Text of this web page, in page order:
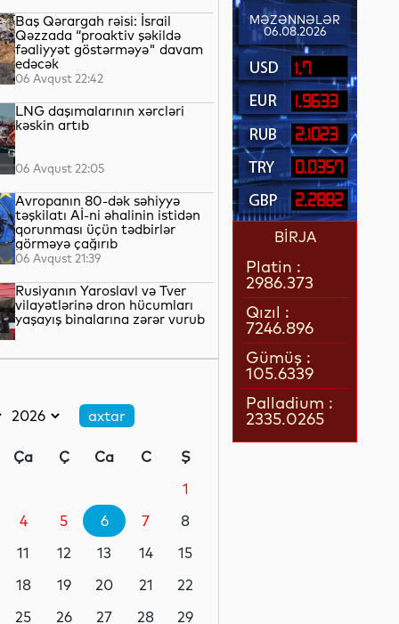
Baş Qərargah rəisi: İsrail
Qəzzada “proaktiv şəkildə
fəaliyyət göstərməyə" davam
edəcək
06 Avqust 22:42
LNG daşımalarının xərcləri
kəskin artıb
06 Avqust 22:05
Avropanın 80-dək səhiyyə
təşkilatı Aİ-ni əhalinin istidən
qorunması üçün tədbirlər
görməyə çağırıb
06 Avqust 21:39
Rusiyanın Yaroslavl və Tver
vilayətlərinə dron hücumları
yaşayış binalarına zərər vurub
gəmisini səmaya qaldırıb
dövriyyəsində kəskin azalma
06 Avqust 20:12
Mərkəzi Asiyadan Rusiyaya
azalıb
06 Avqust 19:48
Ça Ç Ca C
Ş
1
4 5 6 7
8
11 12 13 14
15
18 19 20 21
22
25 26 27 28
29
MƏZƏNNƏLƏR
06.08.2026
1.7
1.9633
2.1023
0.0357
2.2882
BİRJA
Platin :
2986.373
Qızıl :
7246.896
Gümüş :
105.6339
Palladium :
2335.0265